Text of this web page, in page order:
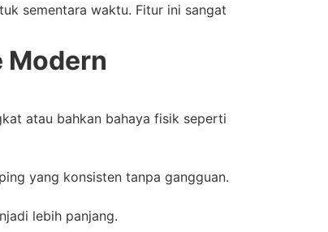
sementara waktu. Fitur ini sangat
Modern
atau bahkan bahaya fisik seperti
yang konsisten tanpa gangguan.
lebih panjang.